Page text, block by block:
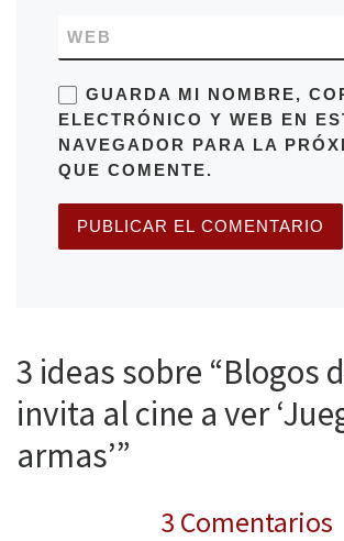
WEB
GUARDA MI NOMBRE,
ELECTRÓNICO Y WEB EN
NAVEGADOR PARA LA
QUE COMENTE.
3 ideas sobre “Blogos
invita al cine a ver
armas’”
3 Comentarios